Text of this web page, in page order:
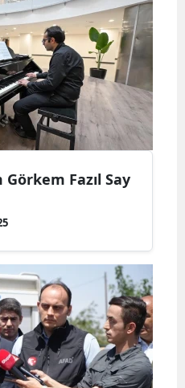
Fazıl Say